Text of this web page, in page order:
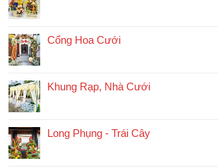
Cổng Hoa Cưới
Khung Rạp, Nhà Cưới
Long Phụng - Trái Cây